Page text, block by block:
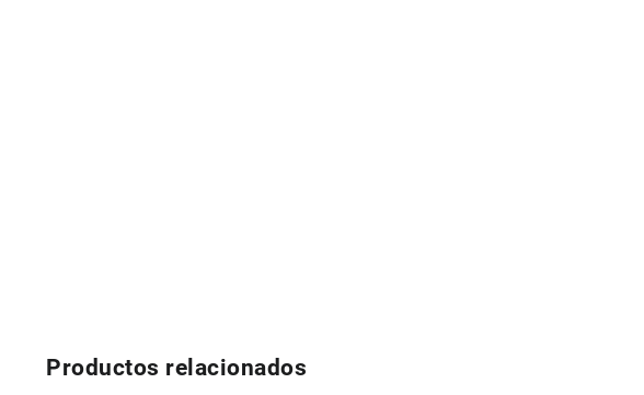
Productos relacionados